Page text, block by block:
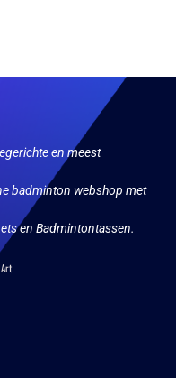
en meest
badminton webshop met
en Badmintontassen.